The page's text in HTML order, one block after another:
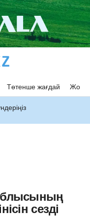
Төтенше жағдай Жол
сезді